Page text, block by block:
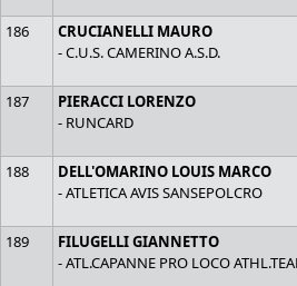
186
CRUCIANELLI MAURO
- C.U.S. CAMERINO A.S.D.
187
PIERACCI LORENZO
- RUNCARD
188
DELL'OMARINO LOUIS MARCO
- ATLETICA AVIS SANSEPOLCRO
189
FILUGELLI GIANNETTO
- ATL.CAPANNE PRO LOCO